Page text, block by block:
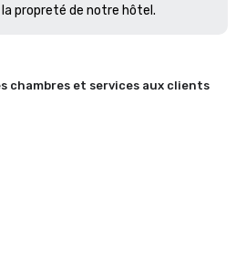
chambres et services aux clients